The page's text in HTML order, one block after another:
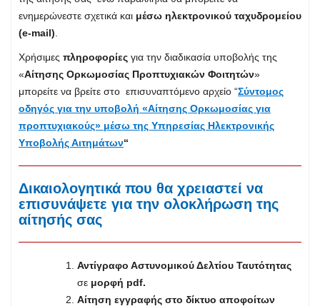
ενημερώνεστε σχετικά και μέσω ηλεκτρονικού ταχυδρομείου
(e-mail)
Χρήσιμες πληροφορίες για την διαδικασία υποβολής της
«Αίτησης Ορκωμοσίας Προπτυχιακών Φοιτητών»
μπορείτε να βρείτε στο επισυναπτόμενο αρχείο “Σύντομος
οδηγός για την υποβολή «Αίτησης Ορκωμοσίας για
προπτυχιακούς» μέσω της Υπηρεσίας Ηλεκτρονικής
Υποβολής Αιτημάτων“
Δικαιολογητικά που θα χρειαστεί να
επισυνάψετε για την ολοκλήρωση της
αίτησής σας
Αντίγραφο Αστυνομικού Δελτίου Ταυτότητας
σε μορφή pdf.
Αίτηση εγγραφής στο δίκτυο αποφοίτων